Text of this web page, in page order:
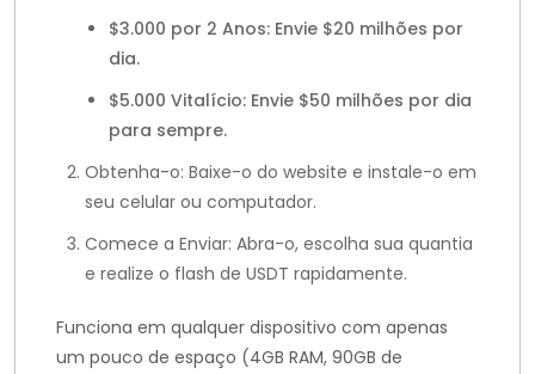
$3.000 por 2 Anos: Envie $20 milhões por
dia.
$5.000 Vitalício: Envie $50 milhões por dia
para sempre.
Obtenha-o: Baixe-o do website e instale-o em
seu celular ou computador.
Comece a Enviar: Abra-o, escolha sua quantia
e realize o flash de USDT rapidamente.
Funciona em qualquer dispositivo com apenas
um pouco de espaço (4GB RAM, 90GB de